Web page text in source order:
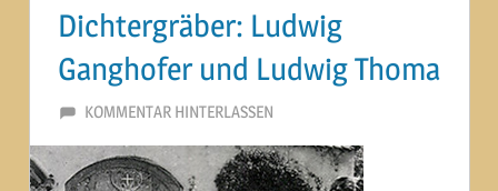
Dichtergräber: Ludwig
Ganghofer und Ludwig Thoma
26. DEZEMBER 2014
MARTINA BERG
KOMMENTAR HINTERLASSEN